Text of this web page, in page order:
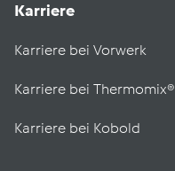
Karriere
Karriere bei Vorwerk
Karriere bei Thermomix®
Karriere bei Kobold